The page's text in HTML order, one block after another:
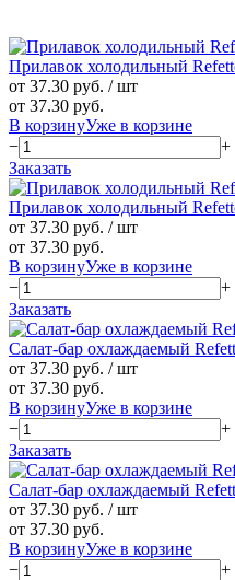
Прилавок холодильный
от 37.30 руб. / шт
от 37.30 руб.
В корзинуУже в корзине
−
+
Заказать
Прилавок холодильный
от 37.30 руб. / шт
от 37.30 руб.
В корзинуУже в корзине
−
+
Заказать
Салат-бар охлаждаемый
от 37.30 руб. / шт
от 37.30 руб.
В корзинуУже в корзине
−
+
Заказать
Салат-бар охлаждаемый
от 37.30 руб. / шт
от 37.30 руб.
В корзинуУже в корзине
−
+